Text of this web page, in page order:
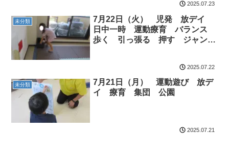
2025.07.23
未分類
7月22日（火） 児発 放デイ
日中一時 運動療育 バランス
歩く 引っ張る 押す ジャン
2025.07.22
未分類
7月21日（月） 運動遊び 放デ
イ 療育 集団 公園
2025.07.21